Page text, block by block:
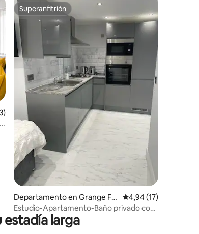
promedio: 5 de 5. 3 evaluaciones
Superanfitrión
Superanfitrión
Departamento en Grange Far
m
Calificación
4,94 (17)
Estudio-Apartamento-Baño privado con
ducha-Sin vis
estadía larga